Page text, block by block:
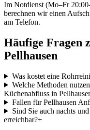
Im Notdienst (Mo–Fr
berechnen wir einen
am Telefon.
Häufige Fragen
Pellhausen
Was kostet eine
Welche Methoden
Küchenabfluss in
Fallen für Pellhausen
Sind Sie auch nachts
erreichbar?+